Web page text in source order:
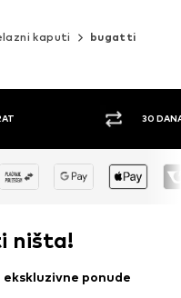
kaputi bugatti
30
ništa!
ponude